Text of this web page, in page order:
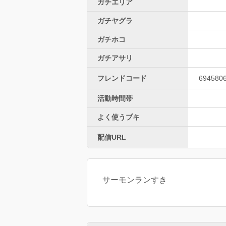
ガチエリア
ガチヤグラ
ガチホコ
ガチアサリ
フレンドコード
活動時間帯
よく使うブキ
配信URL
サーモンランすき